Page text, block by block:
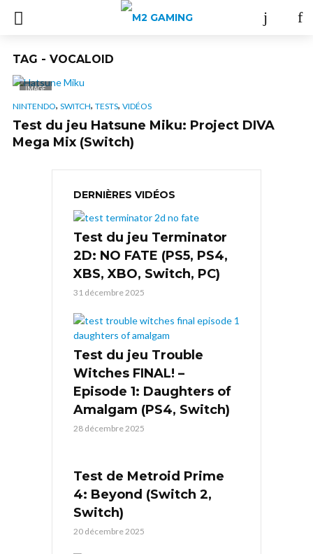
TAG - VOCALOID
IMAGE
NINTENDO, SWITCH, TESTS, VIDÉOS
Test du jeu Hatsune Miku: Project DIVA
Mega Mix (Switch)
DERNIÈRES VIDÉOS
Test du jeu Terminator
2D: NO FATE (PS5, PS4,
XBS, XBO, Switch, PC)
31 décembre 2025
Test du jeu Trouble
Witches FINAL! –
Episode 1: Daughters of
Amalgam (PS4, Switch)
28 décembre 2025
Test de Metroid Prime
4: Beyond (Switch 2,
Switch)
20 décembre 2025